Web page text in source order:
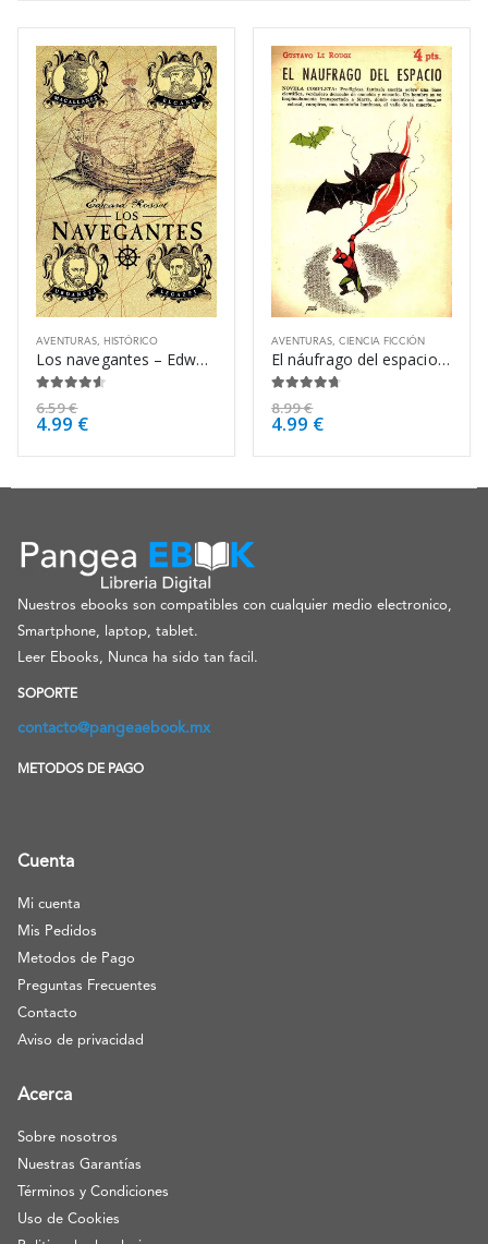
AVENTURAS HISTÓRICO
Los navegantes – Edward Rosset
6.59€
4.99 €
AVENTURAS CIENCIA FICCIÓN
El náufrago del espacio – Gustave Le Rouge
8.99€
4.99 €
Nuestros ebooks son compatibles con cualquier medio electronico,
Smartphone, laptop, tablet.
Leer Ebooks, Nunca ha sido tan facil.
SOPORTE
contacto@pangeaebook.mx
METODOS DE PAGO
Cuenta
Mi cuenta
Mis Pedidos
Metodos de Pago
Preguntas Frecuentes
Contacto
Aviso de privacidad
Acerca
Sobre nosotros
Nuestras Garantías
Términos y Condiciones
Uso de Cookies